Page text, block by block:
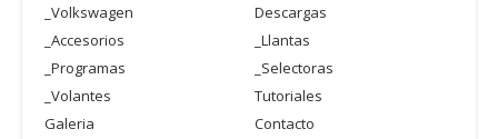
_Volkswagen
Descargas
_Accesorios
_Llantas
_Programas
_Selectoras
_Volantes
Tutoriales
Galeria
Contacto